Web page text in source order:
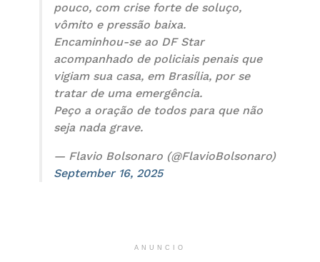
pouco, com crise forte de soluço,
vômito e pressão baixa.
Encaminhou-se ao DF Star
acompanhado de policiais penais que
vigiam sua casa, em Brasília, por se
tratar de uma emergência.
Peço a oração de todos para que não
seja nada grave.
— Flavio Bolsonaro (@FlavioBolsonaro)
September 16, 2025
ANUNCIO